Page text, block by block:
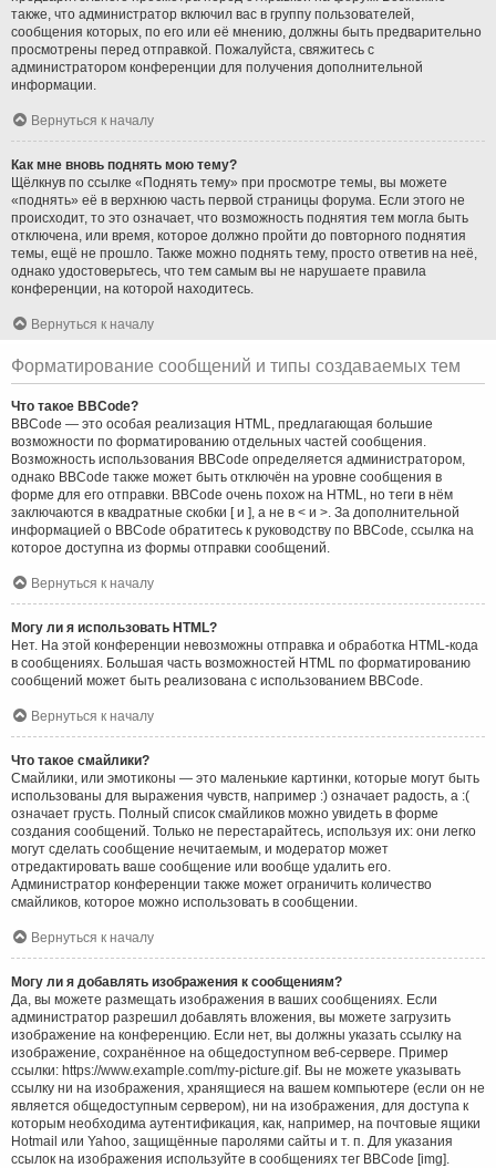
также, что администратор включил вас в группу пользователей,
сообщения которых, по его или её мнению, должны быть предварительно
просмотрены перед отправкой. Пожалуйста, свяжитесь с
администратором конференции для получения дополнительной
информации.
Вернуться к началу
Как мне вновь поднять мою тему?
Щёлкнув по ссылке «Поднять тему» при просмотре темы, вы можете
«поднять» её в верхнюю часть первой страницы форума. Если этого не
происходит, то это означает, что возможность поднятия тем могла быть
отключена, или время, которое должно пройти до повторного поднятия
темы, ещё не прошло. Также можно поднять тему, просто ответив на неё,
однако удостоверьтесь, что тем самым вы не нарушаете правила
конференции, на которой находитесь.
Вернуться к началу
Форматирование сообщений и типы создаваемых тем
Что такое BBCode?
BBCode — это особая реализация HTML, предлагающая большие
возможности по форматированию отдельных частей сообщения.
Возможность использования BBCode определяется администратором,
однако BBCode также может быть отключён на уровне сообщения в
форме для его отправки. BBCode очень похож на HTML, но теги в нём
заключаются в квадратные скобки [ и ], а не в < и >. За дополнительной
информацией о BBCode обратитесь к руководству по BBCode, ссылка на
которое доступна из формы отправки сообщений.
Вернуться к началу
Могу ли я использовать HTML?
Нет. На этой конференции невозможны отправка и обработка HTML-кода
в сообщениях. Большая часть возможностей HTML по форматированию
сообщений может быть реализована с использованием BBCode.
Вернуться к началу
Что такое смайлики?
Смайлики, или эмотиконы — это маленькие картинки, которые могут быть
использованы для выражения чувств, например :) означает радость, а :(
означает грусть. Полный список смайликов можно увидеть в форме
создания сообщений. Только не перестарайтесь, используя их: они легко
могут сделать сообщение нечитаемым, и модератор может
отредактировать ваше сообщение или вообще удалить его.
Администратор конференции также может ограничить количество
смайликов, которое можно использовать в сообщении.
Вернуться к началу
Могу ли я добавлять изображения к сообщениям?
Да, вы можете размещать изображения в ваших сообщениях. Если
администратор разрешил добавлять вложения, вы можете загрузить
изображение на конференцию. Если нет, вы должны указать ссылку на
изображение, сохранённое на общедоступном веб-сервере. Пример
ссылки: https://www.example.com/my-picture.gif. Вы не можете указывать
ссылку ни на изображения, хранящиеся на вашем компьютере (если он не
является общедоступным сервером), ни на изображения, для доступа к
которым необходима аутентификация, как, например, на почтовые ящики
Hotmail или Yahoo, защищённые паролями сайты и т. п. Для указания
ссылок на изображения используйте в сообщениях тег BBCode [img].